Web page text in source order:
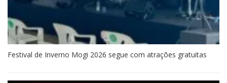
Festival de Inverno Mogi 2026 segue com atrações gratuitas